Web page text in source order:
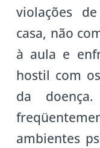
violações
casa, não
à aula e
hostil com
da
ambientes